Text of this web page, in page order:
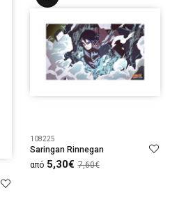
108225
Saringan Rinnegan
από 5,30€ 7,60€